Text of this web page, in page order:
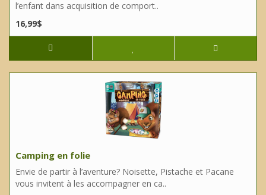
l’enfant dans acquisition de comport..
16,99$
Camping en folie
Envie de partir à l’aventure? Noisette, Pistache et Pacane
vous invitent à les accompagner en ca..